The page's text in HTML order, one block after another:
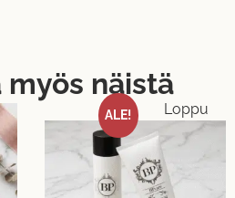
näistä
ALE! Loppu